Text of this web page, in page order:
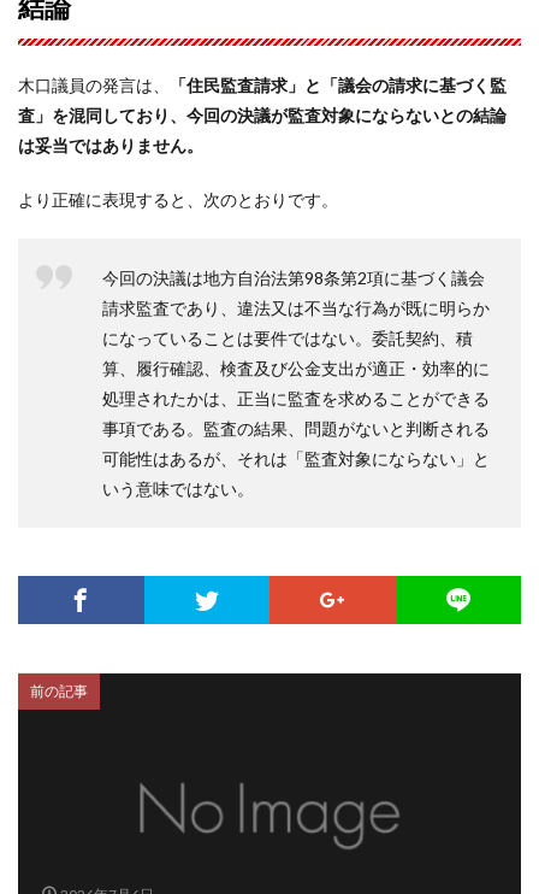
結論
木口議員の発言は、
「住民監査請求」と「議会の請求に基づく監
査」を混同しており、今回の決議が監査対象にならないとの結論
は妥当ではありません。
より正確に表現すると、次のとおりです。
今回の決議は地方自治法第98条第2項に基づく議会
請求監査であり、違法又は不当な行為が既に明らか
になっていることは要件ではない。委託契約、積
算、履行確認、検査及び公金支出が適正・効率的に
処理されたかは、正当に監査を求めることができる
事項である。監査の結果、問題がないと判断される
可能性はあるが、それは「監査対象にならない」と
いう意味ではない。
前の記事